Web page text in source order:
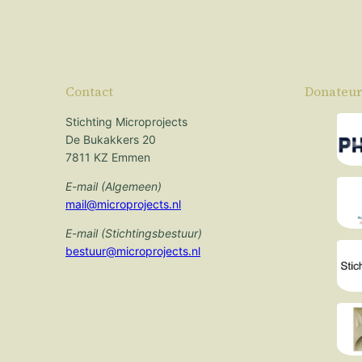
Contact
Stichting Microprojects
De Bukakkers 20
7811 KZ Emmen
E-mail (Algemeen)
mail@microprojects.nl
E-mail (Stichtingsbestuur)
bestuur@microprojects.nl